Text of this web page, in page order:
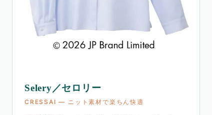
Selery／セロリー
CRESSAI ― ニット素材で楽ちん快適